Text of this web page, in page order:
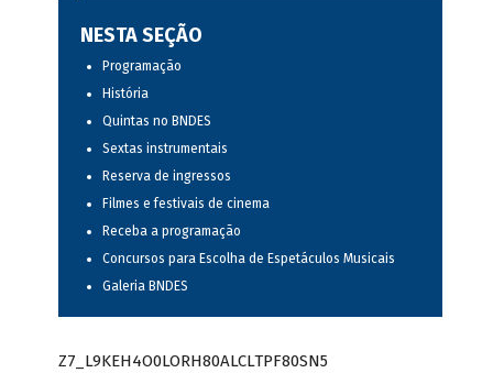
NESTA SEÇÃO
Programação
História
Quintas no BNDES
Sextas instrumentais
Reserva de ingressos
Filmes e festivais de cinema
Receba a programação
Concursos para Escolha de Espetáculos Musicais
Galeria BNDES
Z7_L9KEH4O0LORH80ALCLTPF80SN5